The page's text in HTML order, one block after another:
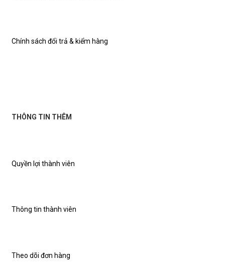
THÔNG TIN THÊM
Quyền lợi thành viên
Thông tin thành viên
Theo dõi đơn hàng
Chính sách đổi trả & kiểm hàng